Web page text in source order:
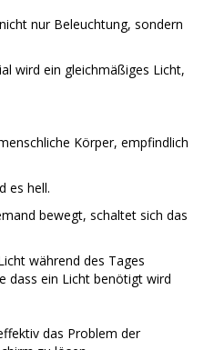
nur Beleuchtung, sondern
wird ein gleichmäßiges Licht,
Körper, empfindlich
es hell.
bewegt, schaltet sich das
während des Tages
dass ein Licht benötigt wird
das Problem der